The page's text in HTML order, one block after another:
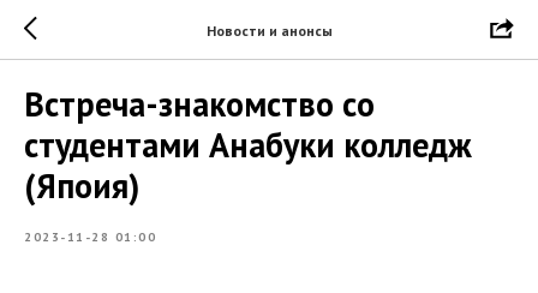
Новости и анонсы
Встреча-знакомство со
студентами Анабуки колледж
(Япоия)
2023-11-28 01:00